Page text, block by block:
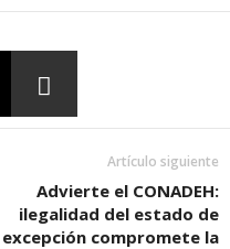
Artículo siguiente
Advierte el CONADEH:
ilegalidad del estado de
excepción compromete la